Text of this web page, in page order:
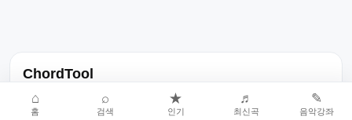
ChordTool
노래 가사, 곡 정보, 코드, 악보를 한곳에서 찾을 수 있는 음악 정보
서비스입니다.
⌂
홈
⌕
검색
★
인기
♬
최신곡
✎
음악강좌